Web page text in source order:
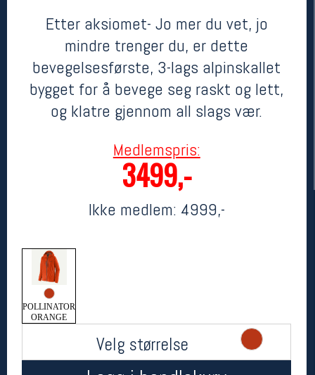
Etter aksiomet- Jo mer du vet, jo
mindre trenger du, er dette
bevegelsesførste, 3-lags alpinskallet
bygget for å bevege seg raskt og lett,
og klatre gjennom all slags vær.
Medlemspris:
3499,-
Ikke medlem: 4999,-
POLLINATOR
ORANGE
Velg størrelse
4999,- MEDLEM:3499,-
Her finner du oss
Oslo Sportslager
Torggata 20
0183 Oslo
(telefontid man-fredag klokken 10-13)
Vis i kart